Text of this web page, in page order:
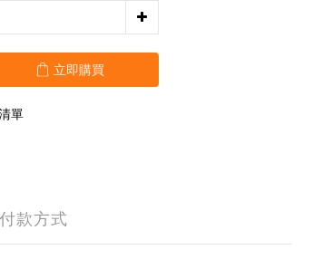
立即購買
單
款方式